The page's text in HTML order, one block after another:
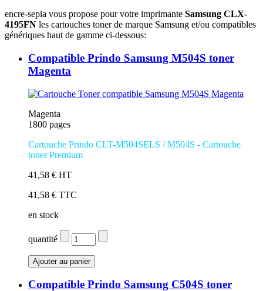
encre-sepia vous propose pour votre imprimante Samsung CLX-
4195FN les cartouches toner de marque Samsung et/ou compatibles
génériques haut de gamme ci-dessous:
Compatible Prindo Samsung M504S toner
Magenta
Magenta
1800 pages
Cartouche Prindo CLT-M504SELS / M504S - Cartouche
toner Premium
41,58 € HT
41,58 € TTC
en stock
quantité
Compatible Prindo Samsung C504S toner